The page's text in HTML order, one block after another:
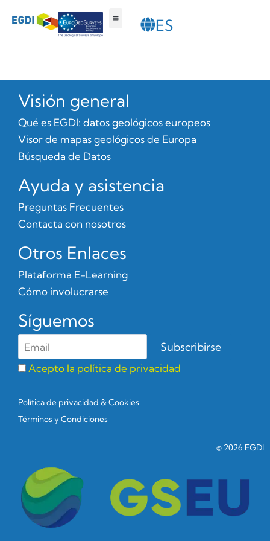
ES
SL
Visión general
Qué es EGDI: datos geológicos europeos
Visor de mapas geológicos de Europa
Búsqueda de Datos
Ayuda y asistencia
Preguntas Frecuentes
Contacta con nosotros
Otros Enlaces
Plataforma E-Learning
Cómo involucrarse
Síguemos
Acepto la política de privacidad
Política de privacidad & Cookies
Términos y Condiciones
© 2026 EGDI